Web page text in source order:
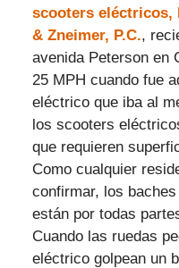
scooters eléctricos,
& Zneimer, P.C.,
avenida Peterson en
25 MPH cuando fue
eléctrico que iba al
los scooters
que requieren
Como cualquier
confirmar, los
están por todas
Cuando las ruedas
eléctrico golpean un